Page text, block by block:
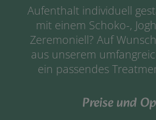
Aufenthalt individuell
mit einem Schoko-,
Zeremoniell? Auf
aus unserem
ein passendes
Preise und